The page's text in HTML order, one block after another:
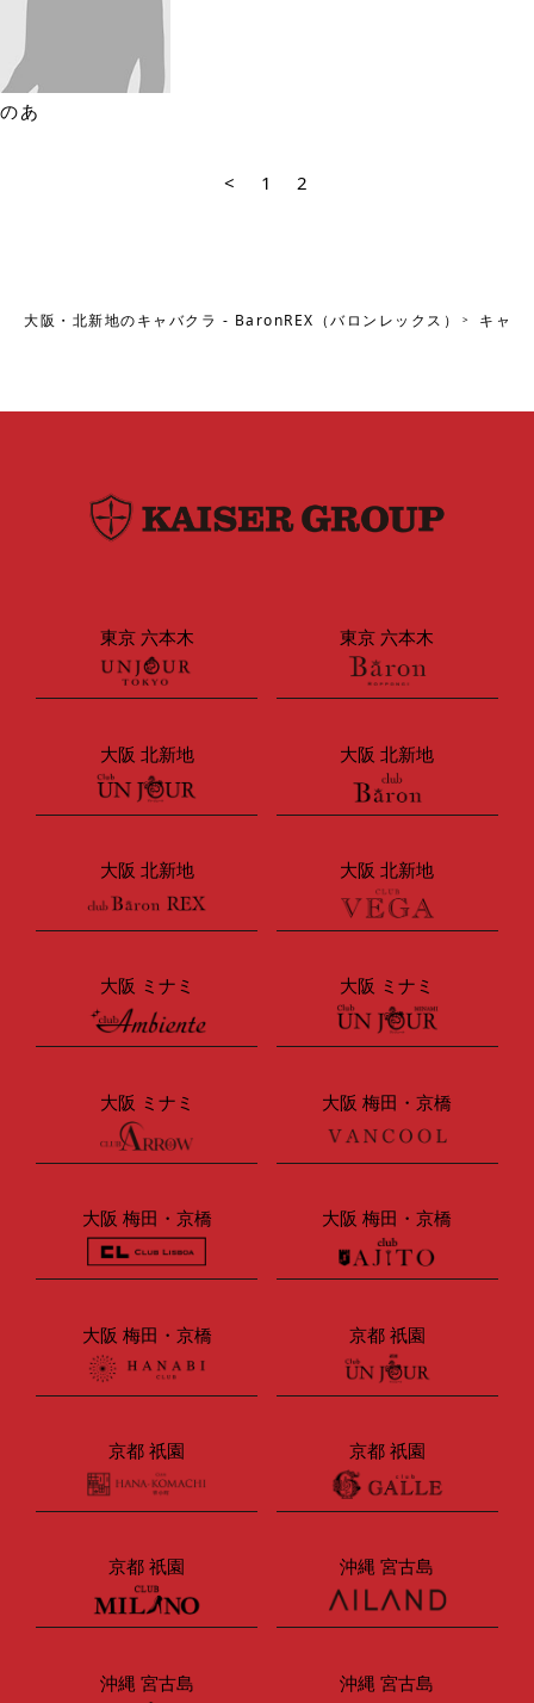
のあ
< 1 2
大阪・北新地のキャバクラ - BaronREX（バロンレックス） キャス
東京 六本木 東京 六本木
大阪 北新地 大阪 北新地
大阪 北新地 大阪 北新地
大阪 ミナミ 大阪 ミナミ
大阪 ミナミ 大阪 梅田・京橋
大阪 梅田・京橋 大阪 梅田・京橋
大阪 梅田・京橋 京都 祇園
京都 祇園 京都 祇園
京都 祇園 沖縄 宮古島
沖縄 宮古島 沖縄 宮古島